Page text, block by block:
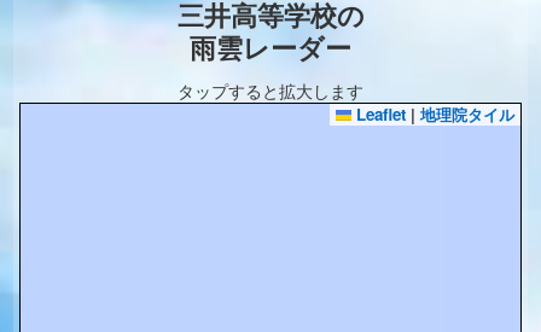
三井高等学校の
雨雲レーダー
タップすると拡大します
Leaflet | 地理院タイル